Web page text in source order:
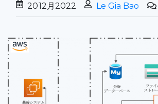
2012月2022 Le Gia Bao